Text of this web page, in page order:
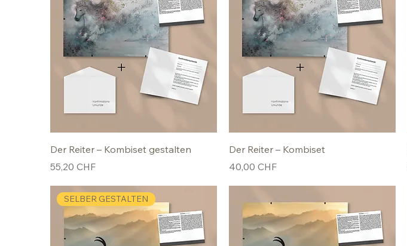
Der Reiter – Kombiset gestalten
Preis
55,20 CHF
Der Reiter – Kombiset
Preis
40,00 CHF
SELBER GESTALTEN